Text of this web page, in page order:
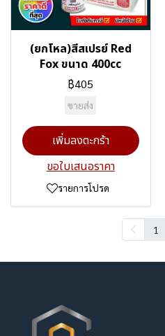
(ยกโหล)สีสเปรย์ Red
Fox ขนาด 400cc
฿405
ขายส่ง
เพิ่มลงตะกร้า
ขอใบเสนอราคา
รายการโปรด
1